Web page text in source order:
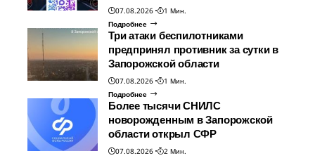
07.08.2026
1 Мин.
Подробнее
Три атаки беспилотниками
предпринял противник за сутки в
Запорожской области
07.08.2026
1 Мин.
Подробнее
Более тысячи СНИЛС
новорожденным в Запорожской
области открыл СФР
07.08.2026
2 Мин.